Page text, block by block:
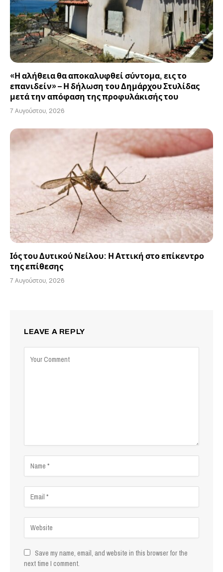
«Η αλήθεια θα αποκαλυφθεί σύντομα, εις το
επανιδείν» – Η δήλωση του Δημάρχου Στυλίδας
μετά την απόφαση της προφυλάκισής του
7 Αυγούστου, 2026
Ιός του Δυτικού Νείλου: Η Αττική στο επίκεντρο
της επίθεσης
7 Αυγούστου, 2026
LEAVE A REPLY
Save my name, email, and website in this browser for the
next time I comment.